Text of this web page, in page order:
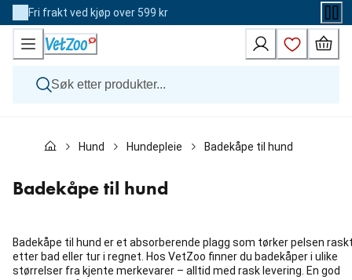
Skip
to
Content
Fri frakt ved kjøp over 599 kr
Katt
Andre dyr
Merker
Hund Hundepleie Badekåpe til hund
Badekåpe til hund
Badekåpe til hund er et absorberende plagg som tørker pelsen
etter bad eller tur i regnet. Hos VetZoo finner du badekåper i ulike
størrelser fra kjente merkevarer – alltid med rask levering. En god